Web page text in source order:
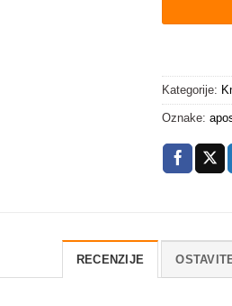
Kategorije:
Oznake:
RECENZIJE